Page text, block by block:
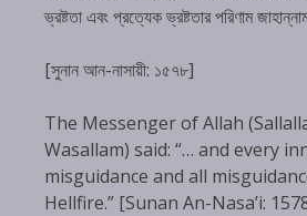
ভ্রষ্টতা এবং প্রত্যেক ভ্রষ্টতার পরিণাম
[সুনান আন-নাসায়ী: ১৫৭৮]
The Messenger of Allah
Wasallam) said: “… and every
misguidance and all
Hellfire.” [Sunan An-Nasa’i: